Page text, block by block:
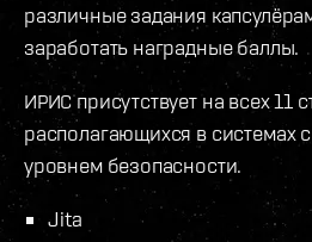
различные задания
заработать наградные баллы.
ИРИС присутствует на всех 11
располагающихся в системах
уровнем безопасности.
Jita